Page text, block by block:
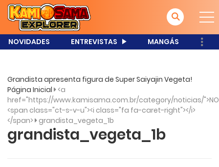
NOVIDADES ENTREVISTAS MANGÁS
Grandista apresenta figura de Super Saiyajin Vegeta!
Página Inicial <a
href="https://www.kamisama.com.br/category/noticias/
<span class="ct-s-v-u"><i class="fa fa-caret-right"></i>
</span> grandista_vegeta_1b
grandista_vegeta_1b